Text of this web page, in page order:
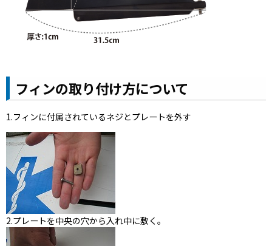
フィンの取り付け方について
1.フィンに付属されているネジとプレートを外す
2.プレートを中央の穴から入れ中に敷く。